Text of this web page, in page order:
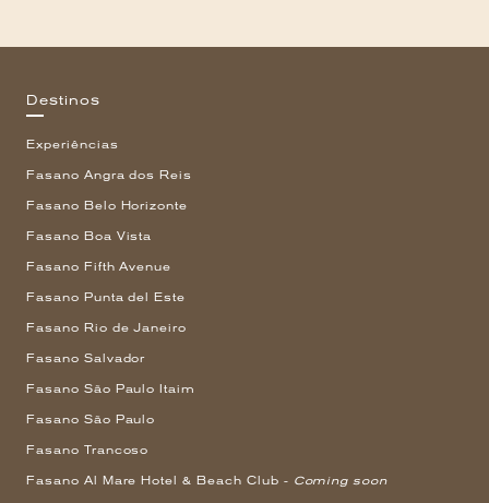
Destinos
Experiências
Fasano Angra dos Reis
Fasano Belo Horizonte
Fasano Boa Vista
Fasano Fifth Avenue
Fasano Punta del Este
Fasano Rio de Janeiro
Fasano Salvador
Fasano São Paulo Itaim
Fasano São Paulo
Fasano Trancoso
Fasano Al Mare Hotel & Beach Club - Coming soon